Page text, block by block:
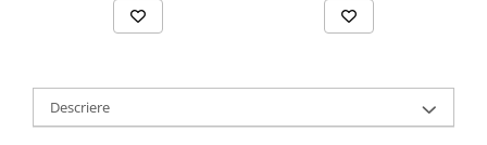
Descriere